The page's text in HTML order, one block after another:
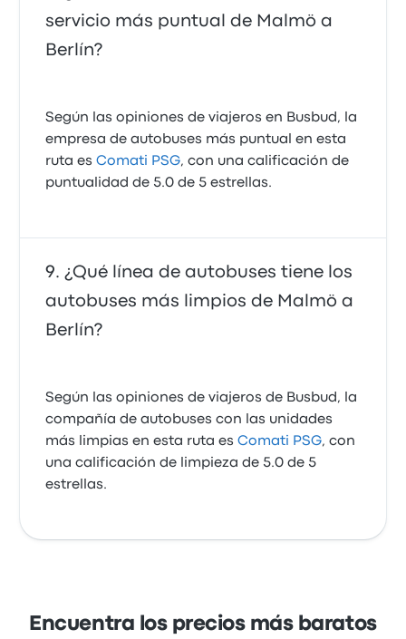
servicio más puntual de Malmö a
Berlín?
Según las opiniones de viajeros en Busbud, la
empresa de autobuses más puntual en esta
ruta esComati PSG, con una calificación de
puntualidad de 5.0 de 5 estrellas.
¿Qué línea de autobuses tiene los
autobuses más limpios de Malmö a
Berlín?
Según las opiniones de viajeros de Busbud, la
compañía de autobuses con las unidades
más limpias en esta ruta esComati PSG, con
una calificación de limpieza de 5.0 de 5
estrellas.
Encuentra los precios más baratos